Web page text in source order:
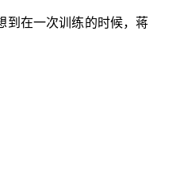
到在一次训练的时候，蒋